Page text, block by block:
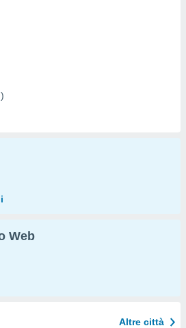
Web
Altre città